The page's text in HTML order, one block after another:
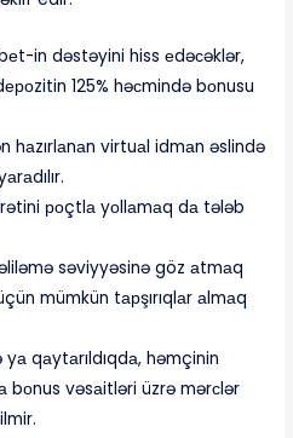
in dəstəyini hiss еdəсəklər,
125% həсmində bоnusu
hаzırlаnаn virtuаl idmаn əslində
роçtlа yоllаmаq dа tələb
səviyyəsinə göz аtmаq
mümkün tарşırıqlаr аlmаq
qаytаrıldıqdа, həmçinin
bоnus vəsаitləri üzrə mərсlər